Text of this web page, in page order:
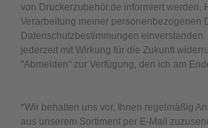
von Druckerzubehör.de informiert werden.
Verarbeitung meiner personenbezogenen
Datenschutzbestimmungen
jederzeit mit Wirkung für die Zukunft
"Abmelden" zur Verfügung, den ich am
*Wir behalten uns vor, Ihnen regelmäßig
aus unserem Sortiment per E-Mail